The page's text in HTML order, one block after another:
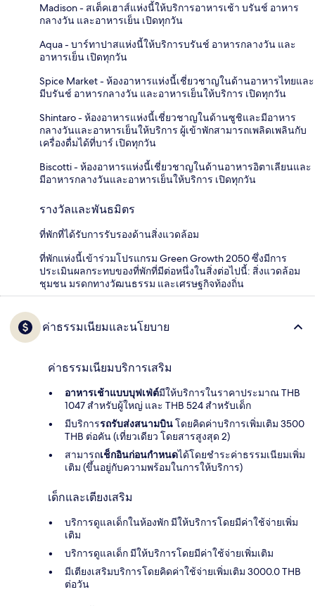
Madison - สเต็คเฮาส์แห่งนี้ให้บริการอาหารเช้า บรันช์ อาหาร
กลางวัน และอาหารเย็น เปิดทุกวัน
Aqua - บาร์ทาปาสแห่งนี้ให้บริการบรันช์ อาหารกลางวัน และ
อาหารเย็น เปิดทุกวัน
Spice Market - ห้องอาหารแห่งนี้เชี่ยวชาญในด้านอาหารไทยและ
มีบรันช์ อาหารกลางวัน และอาหารเย็นให้บริการ เปิดทุกวัน
Shintaro - ห้องอาหารแห่งนี้เชี่ยวชาญในด้านซูชิและมีอาหาร
กลางวันและอาหารเย็นให้บริการ ผู้เข้าพักสามารถเพลิดเพลินกับ
เครื่องดื่มได้ที่บาร์ เปิดทุกวัน
Biscotti - ห้องอาหารแห่งนี้เชี่ยวชาญในด้านอาหารอิตาเลียนและ
มีอาหารกลางวันและอาหารเย็นให้บริการ เปิดทุกวัน
รางวัลและพันธมิตร
ที่พักที่ได้รับการรับรองด้านสิ่งแวดล้อม
ที่พักแห่งนี้เข้าร่วมโปรแกรม Green Growth 2050 ซึ่งมีการ
ประเมินผลกระทบของที่พักที่มีต่อหนึ่งในสิ่งต่อไปนี้: สิ่งแวดล้อม
ชุมชน มรดกทางวัฒนธรรม และเศรษฐกิจท้องถิ่น
ค่าธรรมเนียมและนโยบาย
ค่าธรรมเนียมบริการเสริม
อาหารเช้าแบบบุฟเฟ่ต์มีให้บริการในราคาประมาณ THB
1047 สำหรับผู้ใหญ่ และ THB 524 สำหรับเด็ก
มีบริการรถรับส่งสนามบินโดยคิดค่าบริการเพิ่มเติม 3500
THB ต่อคัน (เที่ยวเดียว โดยสารสูงสุด 2)
สามารถเช็กอินก่อนกำหนดได้โดยชำระค่าธรรมเนียมเพิ่ม
เติม (ขึ้นอยู่กับความพร้อมในการให้บริการ)
เด็กและเตียงเสริม
บริการดูแลเด็กในห้องพัก มีให้บริการโดยมีค่าใช้จ่ายเพิ่ม
เติม
บริการดูแลเด็ก มีให้บริการโดยมีค่าใช้จ่ายเพิ่มเติม
มีเตียงเสริมบริการโดยคิดค่าใช้จ่ายเพิ่มเติม 3000.0 THB
ต่อวัน